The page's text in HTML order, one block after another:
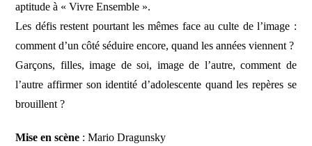
aptitude à « Vivre Ensemble ».
Les défis restent pourtant les mêmes face au culte de l’image :
comment d’un côté séduire encore, quand les années viennent ?
Garçons, filles, image de soi, image de l’autre, comment de
l’autre affirmer son identité d’adolescente quand les repères se
brouillent ?
Mise en scène : Mario Dragunsky